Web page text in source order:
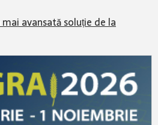
avansată soluție de la